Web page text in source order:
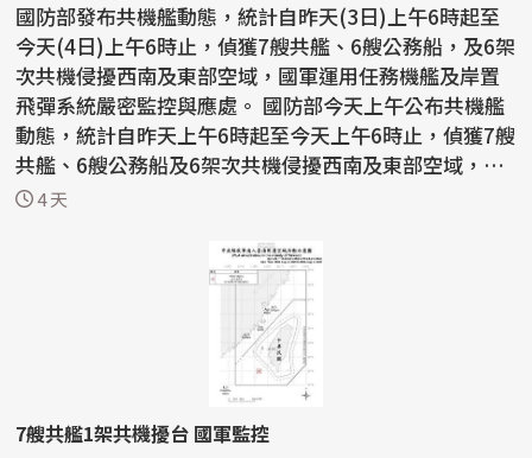
國防部發布共機艦動態，統計自昨天(3日)上午6時起至
今天(4日)上午6時止，偵獲7艘共艦、6艘公務船，及6架
次共機侵擾西南及東部空域，國軍運用任務機艦及岸置
飛彈系統嚴密監控與應處。 國防部今天上午公布共機艦
動態，統計自昨天上午6時起至今天上午6時止，偵獲7艘
共艦、6艘公務船及6架次共機侵擾西南及東部空域，
持...4 天
7艘共艦1架共機擾台 國軍監控